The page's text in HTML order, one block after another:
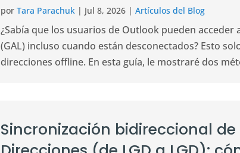
porTara Parachuk | Jul 8, 2026 |Artículos del Blog
¿Sabía que los usuarios de Outlook pueden
(GAL) incluso cuando están desconectados? Esto
direcciones offline. En esta guía, le mostraré dos
Sincronización bidireccional